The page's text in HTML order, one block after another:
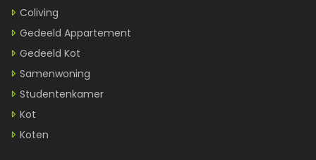
Coliving
Gedeeld Appartement
Gedeeld Kot
Samenwoning
Studentenkamer
Kot
Koten